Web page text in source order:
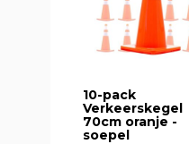
10-pack
Verkeerskegel
70cm oranje -
soepel